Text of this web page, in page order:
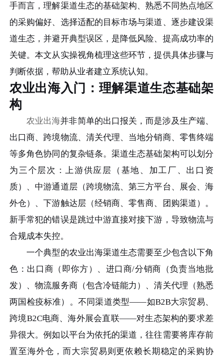
手而言，理解渠道生态的基础架构、熟悉不同热点地区
的采购偏好、选择适配的目标市场与渠道、逐步建设渠
道生态，并避开典型误区，是降低风险、提高成功率的
关键。本文从实操视角梳理这些环节，提供具体步骤与
判断依据，帮助从业者建立系统认知。
农业出海入门：理解渠道生态基础架
构
农业出海并非简单的出口报关，而是涉及生产端、
出口商、跨境物流、清关代理、当地分销商、零售终端
等多角色协同的复杂链条。渠道生态基础架构可以划分
为三个层次：上游供应层（基地、加工厂、出口资
质）、中游通道层（跨境物流、第三方平台、展会、海
外仓）、下游触达层（经销商、零售商、团购渠道）。
新手常犯的错误是跳过中游直接对接下游，导致物流与
合规成本失控。
一个典型的农业出海渠道生态需要至少包含以下角
色：出口商（即你方）、进口商/分销商（负责当地批
发）、物流服务商（包含冷链能力）、清关代理（熟悉
两国检疫标准）。不同渠道类型——如B2B大宗贸易、
跨境B2C电商、海外展会直联——对生态架构的要求差
异很大。例如以平台为依托的渠道，往往需要将库存前
置至海外仓，而大宗贸易则更依赖长期稳定的采购协